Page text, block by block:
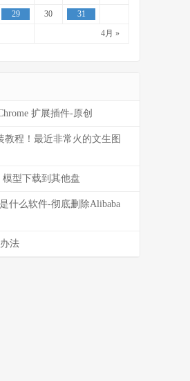
4月 »
29 30 31
扩展插件-原创
教程！最近非常火的文生图
模型下载到其他盘
什么软件-彻底删除Alibaba
法